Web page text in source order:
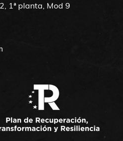
1ª planta, Mod 9